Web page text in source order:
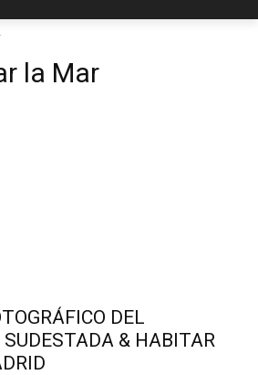
la Mar
DEL
SUDESTADA & HABITAR